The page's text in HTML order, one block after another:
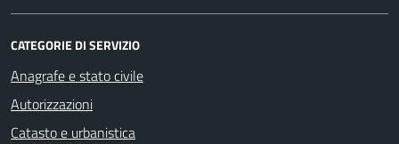
CATEGORIE DI SERVIZIO
Anagrafe e stato civile
Autorizzazioni
Catasto e urbanistica